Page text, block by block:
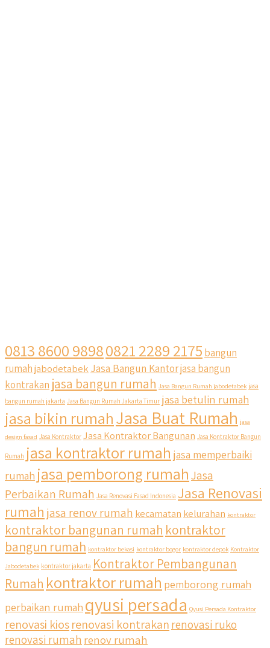
0813 8600 98980821 2289 2175 bangun
rumahjabodetabek Jasa Bangun Kantorjasa bangun
kontrakan jasa bangun rumah Jasa Bangun Rumah jabodetabek jasa
bangun rumah jakarta Jasa Bangun Rumah Jakarta Timur jasa betulin rumah
jasa bikin rumahJasa Buat Rumah jasa
design fasad Jasa Kontraktor Jasa Kontraktor Bangunan Jasa Kontraktor Bangun
Rumah jasa kontraktor rumah jasa memperbaiki
rumah jasa pemborong rumahJasa
Perbaikan Rumah Jasa Renovasi Fasad Indonesia Jasa Renovasi
rumah jasa renov rumah kecamatan kelurahan kontraktor
kontraktor bangunan rumah kontraktor
bangun rumah kontraktor bekasi kontraktor bogor kontraktor depok Kontraktor
Jabodetabek kontraktor jakarta Kontraktor Pembangunan
Rumah kontraktor rumah pemborong rumah
perbaikan rumah qyusi persada Qyusi Persada Kontraktor
renovasi kiosrenovasi kontrakanrenovasi ruko
renovasi rumah renov rumah